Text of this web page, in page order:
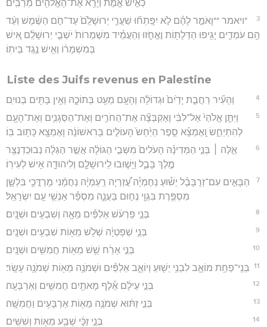
כְּאִ֣ישׁ אֱמֶ֔ת וְיָרֵ֥א אֶת־הָאֱלֹהִ֖ים מֵרַבִּֽים׃
3
*ויאמר **וָאֹמַ֣ר לָהֶ֗ם לֹ֣א יִפָּֽתְח֞וּ שַׁעֲרֵ֤י יְרוּשָׁלִַ֙ם֙ עַד־חֹ֣ם הַשֶּׁ֔מֶשׁ וְעַ֨ד
הֵ֥ם עֹמְדִ֛ים יָגִ֥יפוּ הַדְּלָת֖וֹת וֶאֱחֹ֑זוּ וְהַעֲמֵ֗יד מִשְׁמְרוֹת֙ יֹשְׁבֵ֣י יְרוּשָׁלִַ֔ם אִ֚ישׁ
בְּמִשְׁמָר֔וֹ וְאִ֖ישׁ נֶ֥גֶד בֵּיתֽוֹ׃
Liste des Juifs revenus en Palestine
4 וְהָעִ֞יר רַחֲבַ֤ת יָדַ֙יִם֙ וּגְדוֹלָ֔ה וְהָעָ֥ם מְעַ֖ט בְּתוֹכָ֑הּ וְאֵ֥ין בָּתִּ֖ים בְּנוּיִֽם׃
5
וַיִּתֵּ֤ן אֱלֹהַי֙ אֶל־לִבִּ֔י וָאֶקְבְּצָ֞ה אֶת־הַחֹרִ֧ים וְאֶת־הַסְּגָנִ֛ים וְאֶת־הָעָ֖ם
לְהִתְיַחֵ֑שׂ וָֽאֶמְצָ֗א סֵ֤פֶר הַיַּ֙חַשׂ֙ הָעוֹלִ֣ים בָּרִאשׁוֹנָ֔ה וָאֶמְצָ֖א כָּת֥וּב בּֽוֹ׃
6
אֵ֣לֶּה ׀ בְּנֵ֣י הַמְּדִינָ֗ה הָעֹלִים֙ מִשְּׁבִ֣י הַגּוֹלָ֔ה אֲשֶׁ֣ר הֶגְלָ֔ה נְבוּכַדְנֶצַּ֖ר
מֶ֣לֶךְ בָּבֶ֑ל וַיָּשׁ֧וּבוּ לִֽירוּשָׁלִַ֛ם וְלִיהוּדָ֖ה אִ֥ישׁ לְעִירֽוֹ׃
7
הַבָּאִ֣ים עִם־זְרֻבָּבֶ֗ל יֵשׁ֡וּעַ נְחֶמְיָ֡ה עֲ֠זַרְיָה רַֽעַמְיָ֨ה נַחֲמָ֜נִי מָרְדֳּכַ֥י בִּלְשָׁ֛ן
מִסְפֶּ֥רֶת בִּגְוַ֖י נְח֣וּם בַּעֲנָ֑ה מִסְפַּ֕ר אַנְשֵׁ֖י עַ֥ם יִשְׂרָאֵֽל׃
8 בְּנֵ֣י פַרְעֹ֔שׁ אַלְפַּ֕יִם מֵאָ֖ה וְשִׁבְעִ֥ים וּשְׁנָֽיִם׃
9 בְּנֵ֣י שְׁפַטְיָ֔ה שְׁלֹ֥שׁ מֵא֖וֹת שִׁבְעִ֥ים וּשְׁנָֽיִם׃
10 בְּנֵ֣י אָרַ֔ח שֵׁ֥שׁ מֵא֖וֹת חֲמִשִּׁ֥ים וּשְׁנָֽיִם׃
11 בְּנֵֽי־פַחַ֥ת מוֹאָ֛ב לִבְנֵ֥י יֵשׁ֖וּעַ וְיוֹאָ֑ב אַלְפַּ֕יִם וּשְׁמֹנֶ֥ה מֵא֖וֹת שְׁמֹנָ֥ה עָשָֽׂר׃
12 בְּנֵ֣י עֵילָ֔ם אֶ֕לֶף מָאתַ֖יִם חֲמִשִּׁ֥ים וְאַרְבָּעָֽה׃
13 בְּנֵ֣י זַתּ֔וּא שְׁמֹנֶ֥ה מֵא֖וֹת אַרְבָּעִ֥ים וַחֲמִשָּֽׁה׃
14 בְּנֵ֣י זַכָּ֔י שְׁבַ֥ע מֵא֖וֹת וְשִׁשִּֽׁים׃